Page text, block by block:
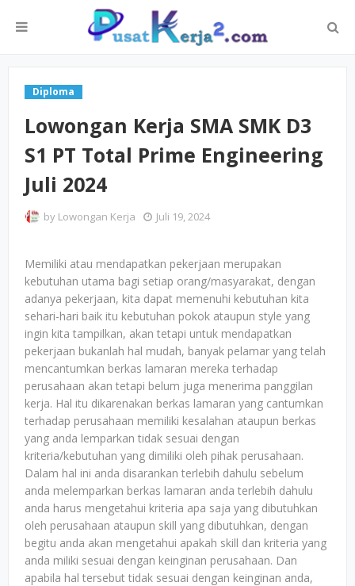
Diploma
Lowongan Kerja SMA SMK D3
S1 PT Total Prime Engineering
Juli 2024
by Lowongan Kerja Juli 19, 2024
Memiliki atau mendapatkan pekerjaan merupakan
kebutuhan utama bagi setiap orang/masyarakat, dengan
adanya pekerjaan, kita dapat memenuhi kebutuhan kita
sehari-hari baik itu kebutuhan pokok ataupun style yang
ingin kita tampilkan, akan tetapi untuk mendapatkan
pekerjaan bukanlah hal mudah, banyak pelamar yang telah
mencantumkan berkas lamaran mereka terhadap
perusahaan akan tetapi belum juga menerima panggilan
kerja. Hal itu dikarenakan berkas lamaran yang cantumkan
terhadap perusahaan memiliki kesalahan ataupun berkas
yang anda lemparkan tidak sesuai dengan
kriteria/kebutuhan yang dimiliki oleh pihak perusahaan.
Dalam hal ini anda disarankan terlebih dahulu sebelum
anda melemparkan berkas lamaran anda terlebih dahulu
anda harus mengetahui kriteria apa saja yang dibutuhkan
oleh perusahaan ataupun skill yang dibutuhkan, dengan
begitu anda akan mengetahui apakah skill dan kriteria yang
anda miliki sesuai dengan keinginan perusahaan. Dan
apabila hal tersebut tidak sesuai dengan keinginan anda,